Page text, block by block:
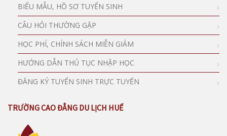
BIỂU MẪU, HỒ SƠ TUYỂN SINH
CÂU HỎI THƯỜNG GẶP
HỌC PHÍ, CHÍNH SÁCH MIỄN GIẢM
HƯỚNG DẪN THỦ TỤC NHẬP HỌC
ĐĂNG KÝ TUYỂN SINH TRỰC TUYẾN
TRƯỜNG CAO ĐẲNG DU LỊCH HUẾ